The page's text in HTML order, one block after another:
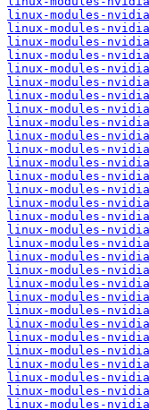
linux-modules-
linux-modules-
linux-modules-
linux-modules-
linux-modules-
linux-modules-
linux-modules-
linux-modules-
linux-modules-
linux-modules-
linux-modules-
linux-modules-
linux-modules-
linux-modules-
linux-modules-
linux-modules-
linux-modules-
linux-modules-
linux-modules-
linux-modules-
linux-modules-
linux-modules-
linux-modules-
linux-modules-
linux-modules-
linux-modules-
linux-modules-
linux-modules-
linux-modules-
linux-modules-